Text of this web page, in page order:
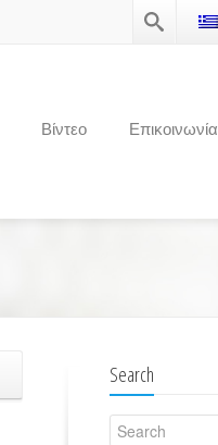
Βίντεο Επικοινωνία
Search